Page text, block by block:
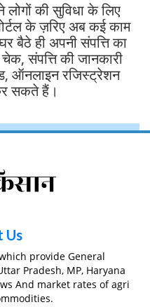
लोगों की सुविधा के लिए
के ज़रिए अब कई काम
बैठे ही अपनी संपत्ति का
संपत्ति की जानकारी
ऑनलाइन रजिस्ट्रेशन
सकते हैं।
Us
provide General
Pradesh, MP, Haryana
And market rates of agri